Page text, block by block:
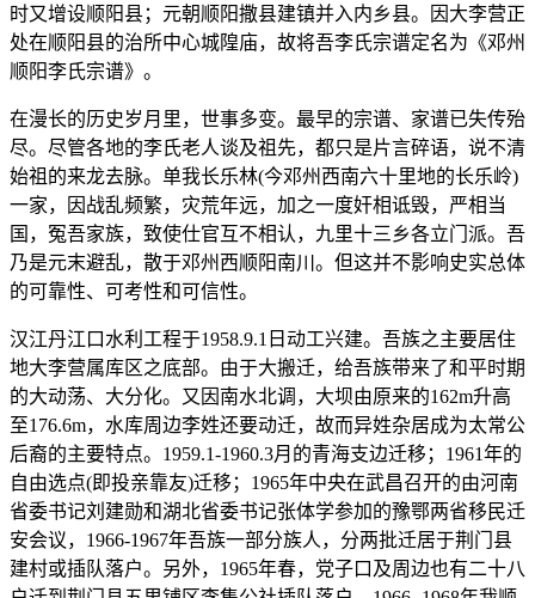
时又增设顺阳县；元朝顺阳撒县建镇并入内乡县。因大李营正
处在顺阳县的治所中心城隍庙，故将吾李氏宗谱定名为《邓州
顺阳李氏宗谱》。
在漫长的历史岁月里，世事多变。最早的宗谱、家谱已失传殆
尽。尽管各地的李氏老人谈及祖先，都只是片言碎语，说不清
始祖的来龙去脉。单我长乐林(今邓州西南六十里地的长乐岭)
一家，因战乱频繁，灾荒年远，加之一度奸相诋毁，严相当
国，冤吾家族，致使仕官互不相认，九里十三乡各立门派。吾
乃是元末避乱，散于邓州西顺阳南川。但这并不影响史实总体
的可靠性、可考性和可信性。
汉江丹江口水利工程于1958.9.1日动工兴建。吾族之主要居住
地大李营属库区之底部。由于大搬迁，给吾族带来了和平时期
的大动荡、大分化。又因南水北调，大坝由原来的162m升高
至176.6m，水库周边李姓还要动迁，故而异姓杂居成为太常公
后裔的主要特点。1959.1-1960.3月的青海支边迁移；1961年的
自由选点(即投亲靠友)迁移；1965年中央在武昌召开的由河南
省委书记刘建勋和湖北省委书记张体学参加的豫鄂两省移民迁
安会议，1966-1967年吾族一部分族人，分两批迁居于荆门县
建村或插队落户。另外，1965年春，党子口及周边也有二十八